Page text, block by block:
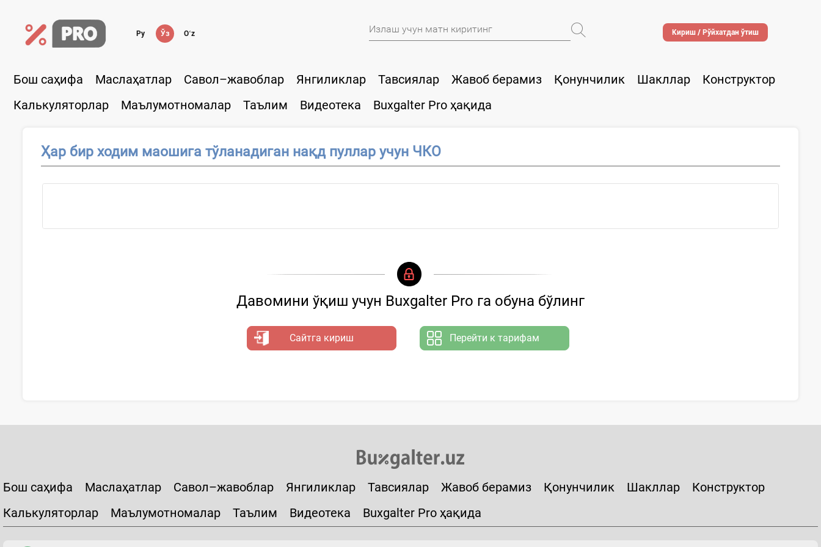
Ру Ўз Oʻz Кириш / Рўйхатдан ўтиш
Бош саҳифа Маслаҳатлар Савол–жавоблар Янгиликлар Тавсиялар Жавоб берамиз Қонунчилик Шакллар
Конструктор
Калькуляторлар
Маълумотномалар Таълим Видеотека Buxgalter Pro ҳақида
Ҳар бир ходим маошига тўланадиган нақд пуллар учун ЧКО
Давомини ўқиш учун Buxgalter Pro га обуна бўлинг
Сайтга кириш Перейти к тарифам
Бош саҳифа Маслаҳатлар Савол–жавоблар Янгиликлар Тавсиялар Жавоб берамиз Қонунчилик Шакллар
Конструктор
Калькуляторлар
Маълумотномалар Таълим Видеотека Buxgalter Pro ҳақида